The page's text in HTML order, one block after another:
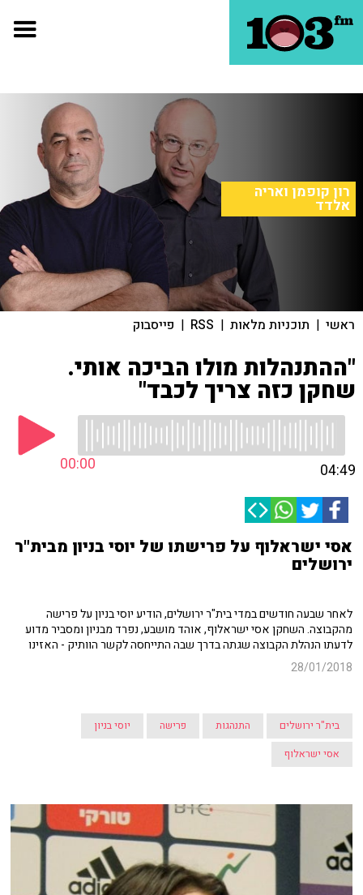
רון קופמן ואריה
אלדד
ראשי | תוכניות מלאות |
RSS
| פייסבוק
"ההתנהלות מולו הביכה אותי.
שחקן כזה צריך לכבד"
00:00 04:49
אסי ישראלוף על פרישתו של יוסי בניון מבית"ר
ירושלים
לאחר שבעה חודשים במדי בית"ר ירושלים, הודיע יוסי בניון על פרישה
מהקבוצה. השחקן אסי ישראלוף, אוהד מושבע, נפרד מבניון ומסביר מדוע
לדעתו הנהלת הקבוצה שגתה בדרך שבה התייחסה לקשר הוותיק - האזינו
28/01/2018
בית"ר ירושלים התנהגות פרישה
יוסי בניון
אסי ישראלוף